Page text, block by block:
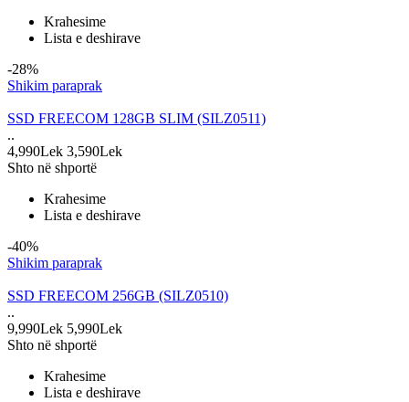
Krahesime
Lista e deshirave
-28%
Shikim paraprak
SSD FREECOM 128GB SLIM (SILZ0511)
..
4,990Lek 3,590Lek
Shto në shportë
Krahesime
Lista e deshirave
-40%
Shikim paraprak
SSD FREECOM 256GB (SILZ0510)
..
9,990Lek 5,990Lek
Shto në shportë
Krahesime
Lista e deshirave